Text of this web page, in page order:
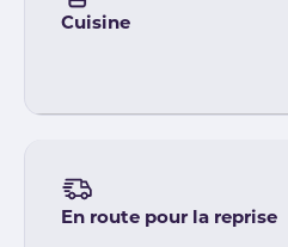
Cuisine
En route pour la reprise